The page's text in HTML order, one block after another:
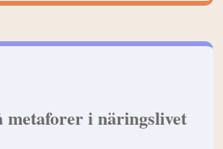
metaforer i näringslivet